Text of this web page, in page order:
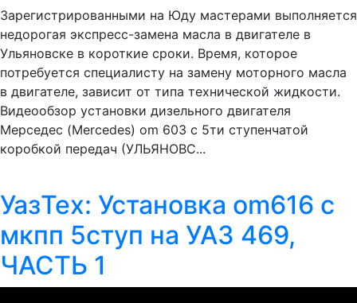
Зарегистрированными на Юду мастерами выполняется
недорогая экспресс-замена масла в двигателе в
Ульяновске в короткие сроки. Время, которое
потребуется специалисту на замену моторного масла
в двигателе, зависит от типа технической жидкости.
Видеообзор установки дизельного двигателя
Мерседес (Mercedes) om 603 с 5ти ступенчатой
коробкой передач (УЛЬЯНОВС...
УазТех: Установка om616 с
мкпп 5ступ на УАЗ 469,
ЧАСТЬ 1